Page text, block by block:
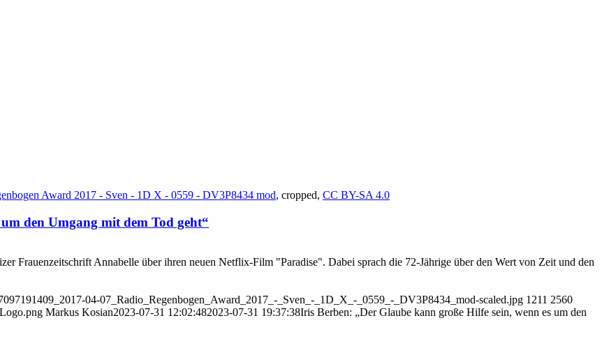
Award 2017 - Sven - 1D X - 0559 - DV3P8434 mod, cropped, CC BY-SA 4.0
den Umgang mit dem Tod geht“
Frauenzeitschrift Annabelle über ihren neuen Netflix-Film "Paradise". Dabei sprach die 72-Jährige über den Wert von Zeit und den
04-07_Radio_Regenbogen_Award_2017_-_Sven_-_1D_X_-_0559_-_DV3P8434_mod-scaled.jpg 1211 2560
Markus Kosian2023-07-31 12:02:482023-07-31 19:37:38Iris Berben: „Der Glaube kann große Hilfe sein, wenn es um den